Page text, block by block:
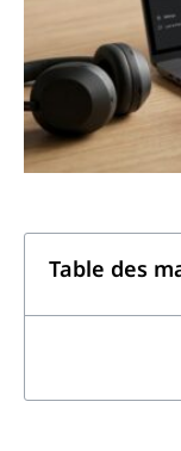
Table des